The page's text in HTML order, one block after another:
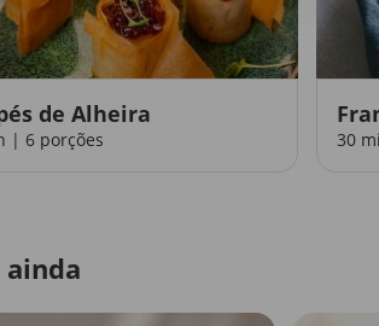
de Alheira
| 6 porções 30
ainda